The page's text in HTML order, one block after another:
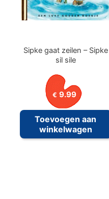
Sipke gaat zeilen – Sipke
sil sile
€ 9.99
Toevoegen aan
winkelwagen